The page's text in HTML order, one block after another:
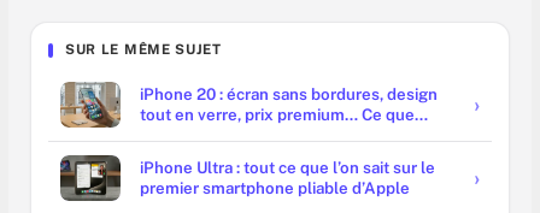
SUR LE MÊME SUJET
iPhone 20 : écran sans bordures, design
tout en verre, prix premium… Ce que
iPhone Ultra : tout ce que l’on sait sur le
premier smartphone pliable d’Apple